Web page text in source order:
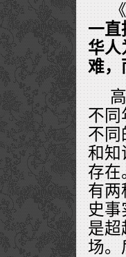
《
一直
华人
难，
不同
不同
和知
存在
有两
史
是超
场。